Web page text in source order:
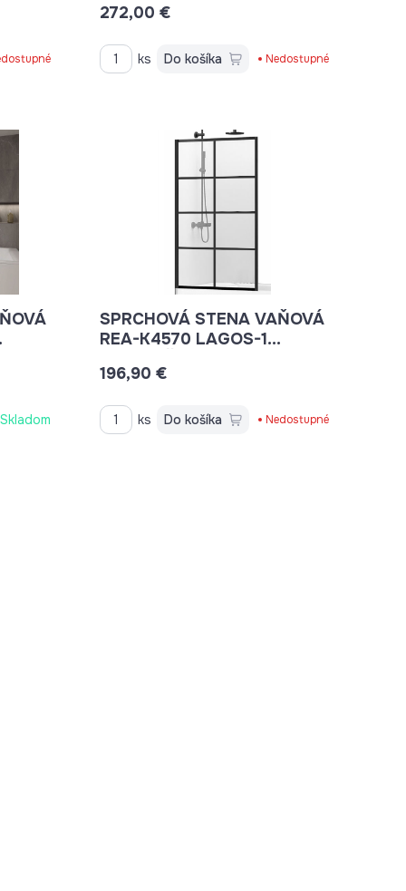
UNIVERZÁLNA Ľ/P
272,00 €
ks Do košíka Nedostupné
Skladom
SPRCHOVÁ STENA VAŇOVÁ
REA-K4570 LAGOS-1
S OKIENKAMI
196,90 €
ks Do košíka Nedostupné